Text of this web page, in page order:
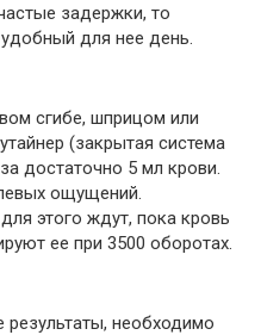
задержки, то
для нее день.
сгибе, шприцом или
(закрытая система
достаточно 5 мл крови.
ощущений.
этого ждут, пока кровь
ее при 3500 оборотах.
необходимо